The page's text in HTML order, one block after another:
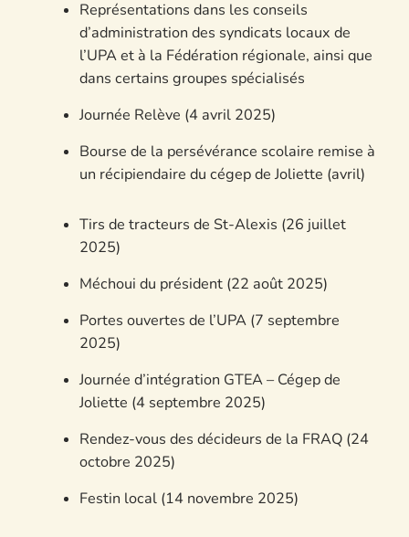
Représentations dans les conseils
d’administration des syndicats locaux de
l’UPA et à la Fédération régionale, ainsi que
dans certains groupes spécialisés
Journée Relève (4 avril 2025)
Bourse de la persévérance scolaire remise à
un récipiendaire du cégep de Joliette (avril)
Tirs de tracteurs de St-Alexis (26 juillet
2025)
Méchoui du président (22 août 2025)
Portes ouvertes de l’UPA (7 septembre
2025)
Journée d’intégration GTEA – Cégep de
Joliette (4 septembre 2025)
Rendez-vous des décideurs de la FRAQ (24
octobre 2025)
Festin local (14 novembre 2025)